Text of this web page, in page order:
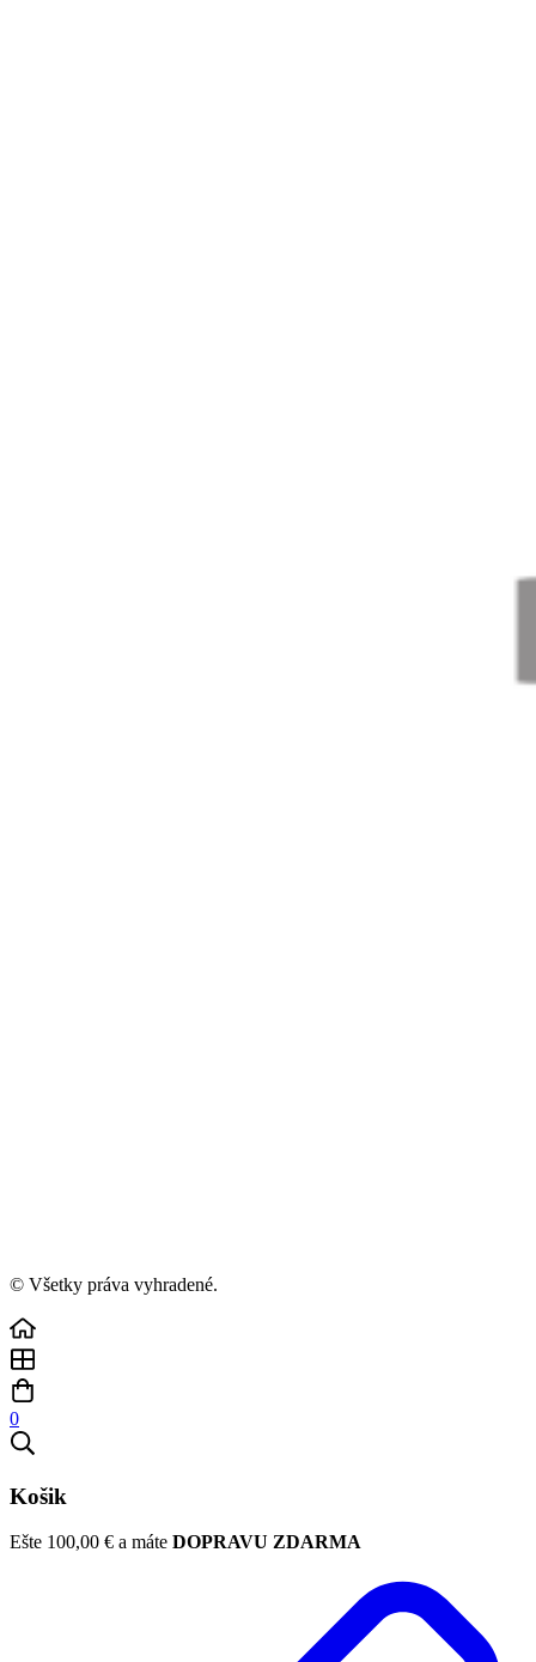
© Všetky práva vyhradené.
0
Košik
Ešte 100,00 € a máte DOPRAVU ZDARMA